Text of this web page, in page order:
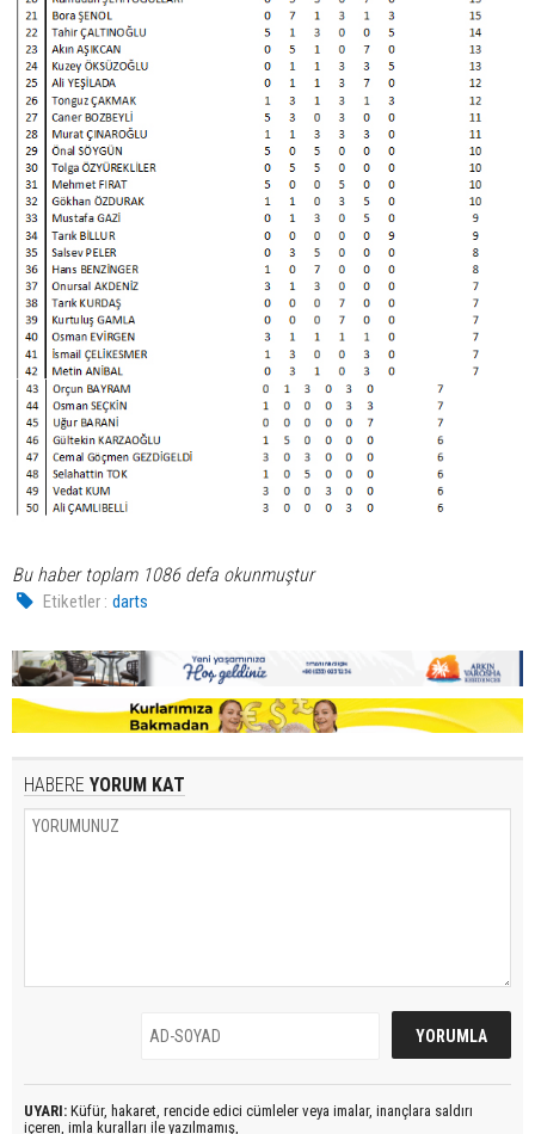
Bu haber toplam 1086 defa okunmuştur
Etiketler : darts
HABERE YORUM KAT
UYARI: Küfür, hakaret, rencide edici cümleler veya imalar, inançlara saldırı
içeren, imla kuralları ile yazılmamış,